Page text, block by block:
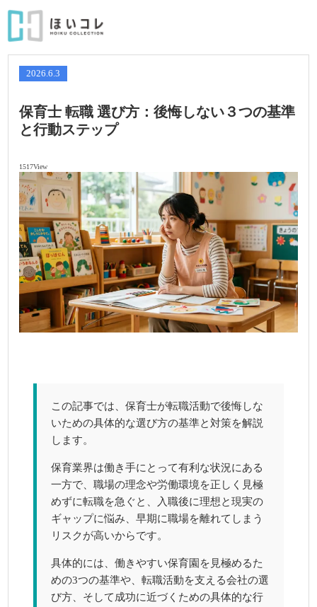
2026.6.3
保育士 転職 選び方：後悔しない３つの基準
と行動ステップ
1517View
この記事では、保育士が転職活動で後悔しな
いための具体的な選び方の基準と対策を解説
します。
保育業界は働き手にとって有利な状況にある
一方で、職場の理念や労働環境を正しく見極
めずに転職を急ぐと、入職後に理想と現実の
ギャップに悩み、早期に職場を離れてしまう
リスクが高いからです。
具体的には、働きやすい保育園を見極めるた
めの3つの基準や、転職活動を支える会社の選
び方、そして成功に近づくための具体的な行